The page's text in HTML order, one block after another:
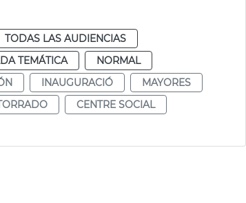
TODAS LAS AUDIENCIAS
TEMÁTICA
NORMAL
INAUGURACIÓ
MAYORES
CENTRE SOCIAL